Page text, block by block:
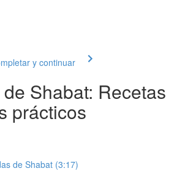
y continuar
Shabat: Recetas
prácticos
de Shabat (3:17)